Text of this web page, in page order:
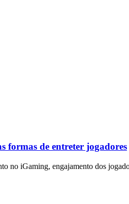
formas de entreter jogadores
iGaming, engajamento dos